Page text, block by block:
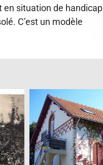
en situation de handicap
C’est un modèle